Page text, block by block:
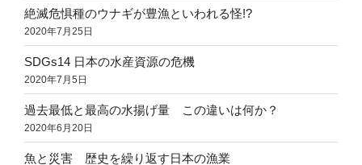
絶滅危惧種のウナギが豊漁といわれる怪!?
2020年7月25日
SDGs14 日本の水産資源の危機
2020年7月5日
過去最低と最高の水揚げ量 この違いは何か？
2020年6月20日
魚と災害 歴史を繰り返す日本の漁業